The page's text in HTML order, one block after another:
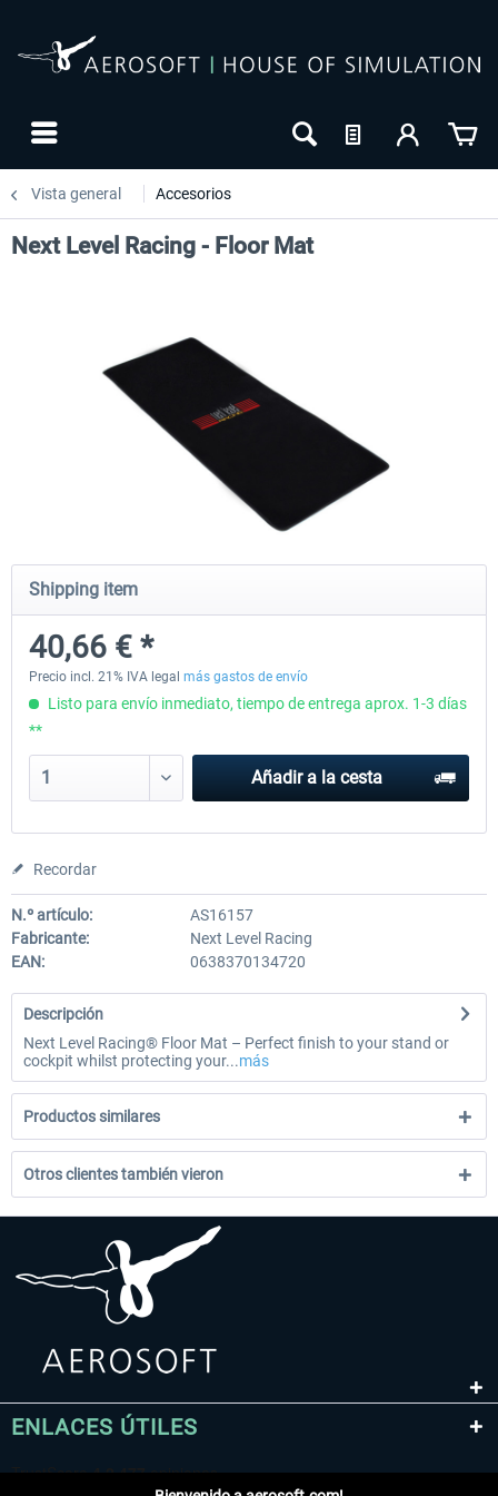
Vista general Accesorios
Honeycomb - Flight Sim USB Hub
50,83 € *
Next Level Racing - Floor Mat
Shipping item
40,66 € *
Precio incl. 21% IVA legal más gastos de envío
Listo para envío inmediato, tiempo de entrega aprox. 1-3 días
**
Añadir a la cesta
Recordar
N.º artículo:
AS16157
Fabricante:
Next Level Racing
EAN:
0638370134720
Descripción
Next Level Racing® Floor Mat – Perfect finish to your stand or
cockpit whilst protecting your...más
Productos similares
Otros clientes también vieron
ENLACES ÚTILES